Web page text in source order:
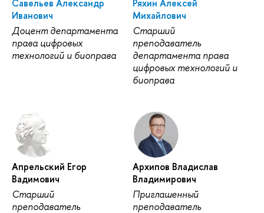
Савельев Александр
Иванович
Доцент департамента
права цифровых
технологий и биоправа
Ряхин Алексей
Михайлович
Старший
преподаватель
департамента права
цифровых технологий и
биоправа
Апрельский Егор
Вадимович
Старший
преподаватель
Архипов Владислав
Владимирович
Приглашенный
преподаватель